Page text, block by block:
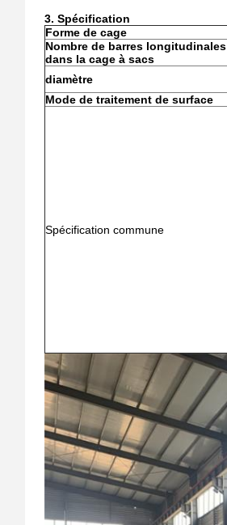
3. Spécification
Forme de cage
Nombre de barres longitudinales
dans la cage à sacs
diamètre
Mode de traitement de surface
Spécification commune